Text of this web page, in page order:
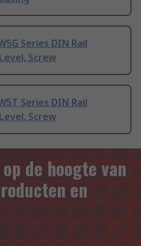
Series DIN Rail
Screw
Series DIN Rail
Screw
de hoogte van
en